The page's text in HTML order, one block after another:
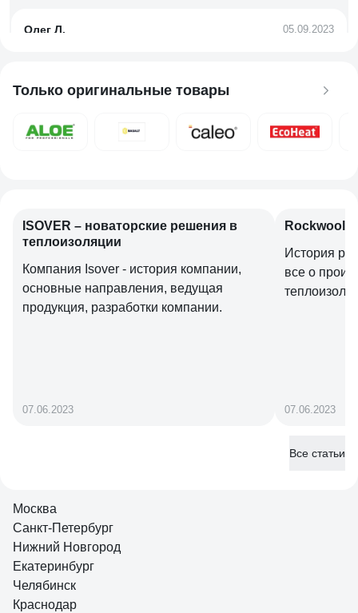
Олег Л. 05.09.2023
Отзыв о Евроблок ПЕНОФОЛ 2000 Тип А
толщина 30 мм, ширина 600 мм, длина 1000
Только оригинальные товары
Все статьи
ISOVER – новаторские решения в
теплоизоляции
Компания Isover - история компании,
основные направления, ведущая
продукция, разработки компании.
07.06.2023
Rockwool
История
все о
07.06.2023
Москва
Санкт-Петербург
Нижний Новгород
Екатеринбург
Челябинск
Краснодар